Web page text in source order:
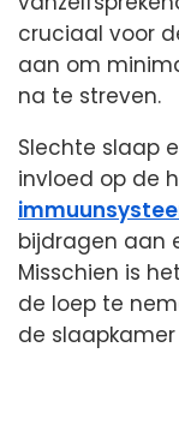
cruciaal voor
aan om
na te streven.
Slechte slaap
invloed op de
bijdragen aan
Misschien is
de loep te
de